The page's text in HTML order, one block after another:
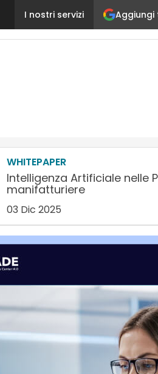
Aggiungi
I nostri servizi
SAP, lo User Group italiano
WHITEPAPER
Intelligenza Artificiale nelle
manifatturiere
03 Dic 2025